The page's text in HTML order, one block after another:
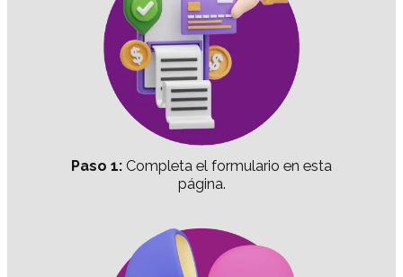
Paso 1: Completa el formulario en esta
página.